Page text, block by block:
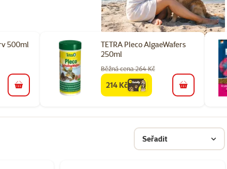
500ml
do košíku
TETRA Pleco AlgaeWafers
250ml
Běžná cena 264 Kč
familycena
214 Kč do košíku
Seřadit